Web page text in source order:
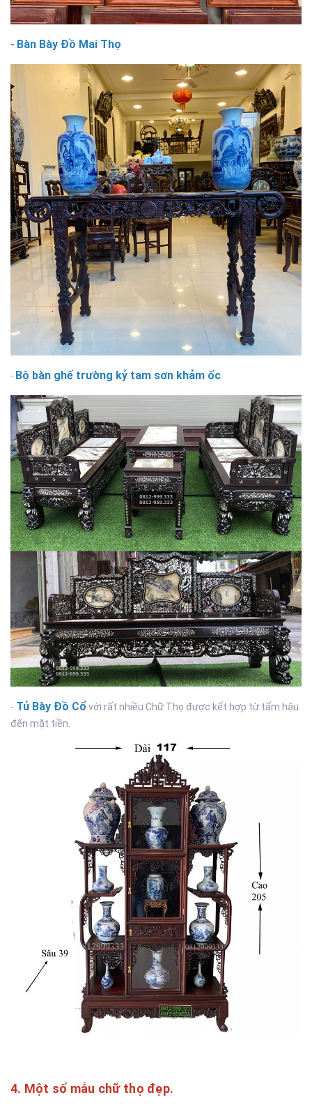
- Bàn Bày Đồ Mai Thọ
- Bộ bàn ghế trường kỷ tam sơn khảm ốc
- Tủ Bày Đồ Cổ với rất nhiều Chữ Thọ được kết hợp từ tấm hậu
đến mặt tiền.
4. Một số mẫu chữ thọ đẹp.